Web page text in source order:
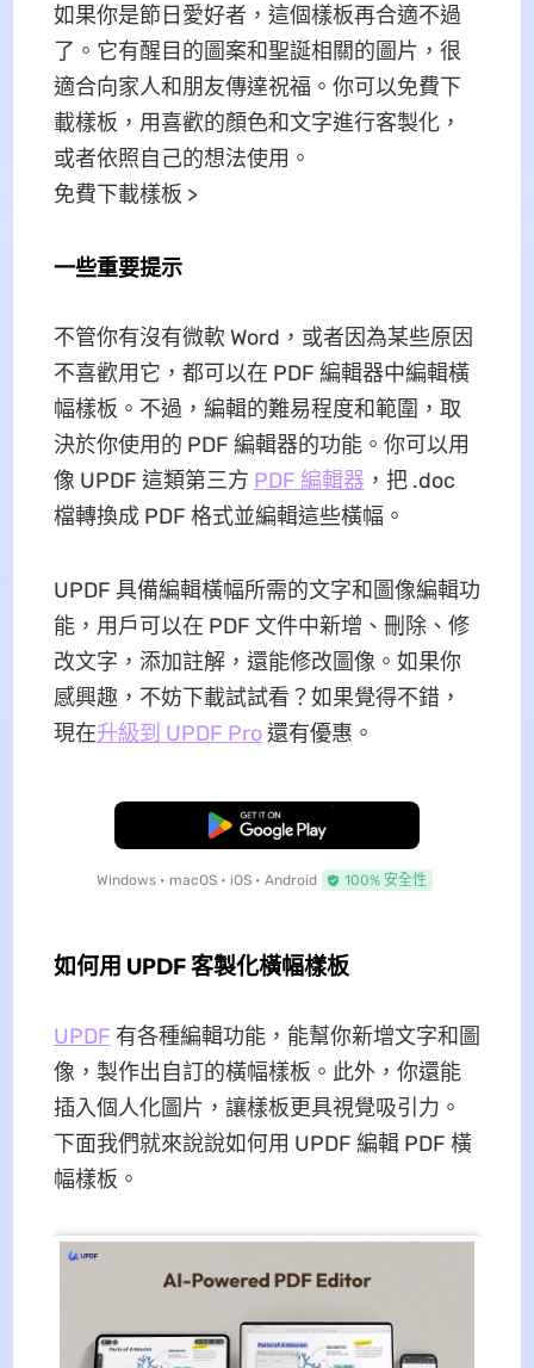
如果你是節日愛好者，這個樣板再合適不過
了。它有醒目的圖案和聖誕相關的圖片，很
適合向家人和朋友傳達祝福。你可以免費下
載樣板，用喜歡的顏色和文字進行客製化，
或者依照自己的想法使用。
免費下載樣板 >
一些重要提示
不管你有沒有微軟 Word，或者因為某些原因
不喜歡用它，都可以在 PDF 編輯器中編輯橫
幅樣板。不過，編輯的難易程度和範圍，取
決於你使用的 PDF 編輯器的功能。你可以用
像 UPDF 這類第三方 PDF 編輯器 ，把 .doc
檔轉換成 PDF 格式並編輯這些橫幅。
UPDF 具備編輯橫幅所需的文字和圖像編輯功
能，用戶可以在 PDF 文件中新增、刪除、修
改文字，添加註解，還能修改圖像。如果你
感興趣，不妨下載試試看？如果覺得不錯，
現在升級到 UPDF Pro還有優惠。
免費下載
Windows • macOS • iOS • Android 100% 安全性
如何用 UPDF 客製化橫幅樣板
UPDF 有各種編輯功能，能幫你新增文字和圖
像，製作出自訂的橫幅樣板。此外，你還能
插入個人化圖片，讓樣板更具視覺吸引力。
下面我們就來說說如何用 UPDF 編輯 PDF 橫
幅樣板。